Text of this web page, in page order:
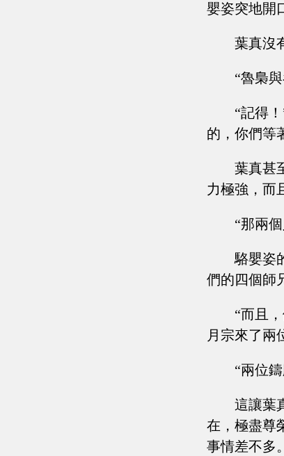
嬰姿突地開
葉真沒
“魯梟
“記得
的，你們等
葉真甚
力極強，而
“那兩
駱嬰姿
們的四個師
“而且
月宗來了兩
“兩位
這讓葉
在，極盡尊
事情差不多。